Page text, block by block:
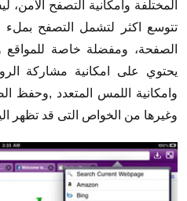
المختلفة وامكانية التصفح
تتوسع اكثر لتشمل التصفح بملء
الصفحة، ومفضلة خاصة للمواقع
يحتوي على امكانية مشاركة
وامكانية اللمس المتعدد ,وحفظ
وغيرها من الخواص التى قد تظهر